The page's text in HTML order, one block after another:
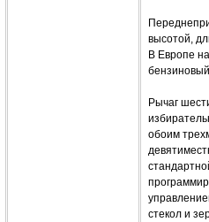
высотой,
В Европе
Рычаг
обоим
стекол и